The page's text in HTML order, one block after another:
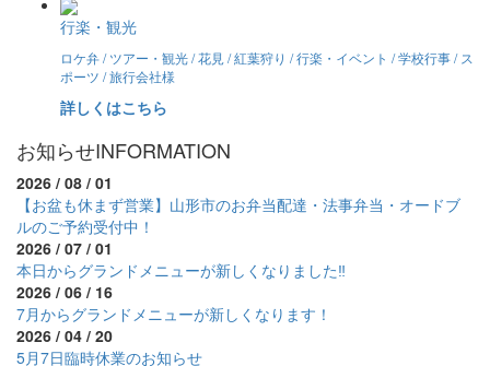
行楽・観光
ロケ弁 / ツアー・観光 / 花見 / 紅葉狩り / 行楽・イベント / 学校行事 / ス
ポーツ / 旅行会社様
詳しくはこちら
お知らせINFORMATION
2026 / 08 / 01
【お盆も休まず営業】山形市のお弁当配達・法事弁当・オードブ
ルのご予約受付中！
2026 / 07 / 01
本日からグランドメニューが新しくなりました‼
2026 / 06 / 16
7月からグランドメニューが新しくなります！
2026 / 04 / 20
5月7日臨時休業のお知らせ